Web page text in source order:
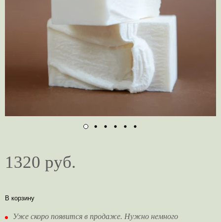
1320 руб.
В корзину
Уже скоро появится в продаже. Нужно немного